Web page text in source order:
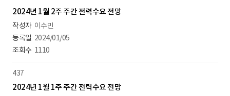
2024년 1월 2주 주간 전력수요 전망
이수민
2024/01/05
1110
437
2024년 1월 1주 주간 전력수요 전망